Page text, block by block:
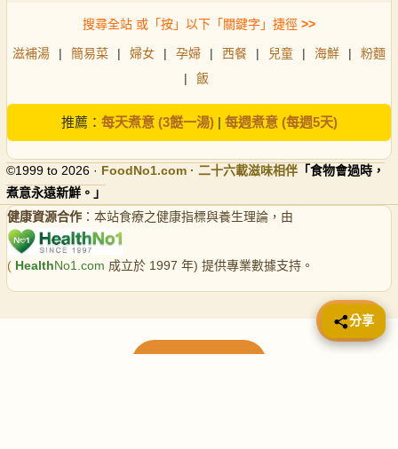
搜尋全站 或「按」以下「關鍵字」捷徑 >>
滋補湯 | 簡易菜 | 婦女 | 孕婦 | 西餐 | 兒童 | 海鮮 |
粉麵
|
飯
推薦： 每天煮意 (3餸一湯)| 每週煮意 (每週5天)
©1999 to 2026 · FoodNo1.com · 二十六載滋味相伴 「食物會過時，
煮意永遠新鮮。」
健康資源合作 ：本站食療之健康指標與養生理論，由
( HealthNo1.com 成立於 1997 年) 提供專業數據支持。
📤 分享
分享